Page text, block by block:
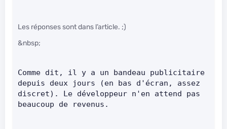
Les réponses sont dans l’article. ;)
&nbsp;
Comme dit, il y a un bandeau publicitaire
depuis deux jours (en bas d'écran, assez
discret). Le développeur n'en attend pas
beaucoup de revenus.